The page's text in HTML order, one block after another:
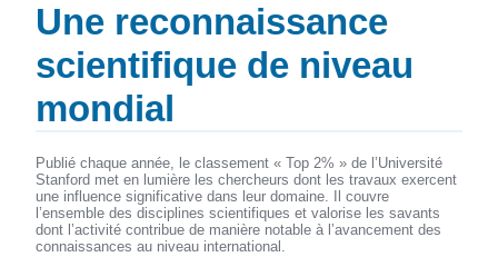
Une reconnaissance
scientifique de niveau
mondial
Publié chaque année, le classement « Top 2% » de l’Université
Stanford met en lumière les chercheurs dont les travaux exercent
une influence significative dans leur domaine. Il couvre
l’ensemble des disciplines scientifiques et valorise les savants
dont l’activité contribue de manière notable à l’avancement des
connaissances au niveau international.